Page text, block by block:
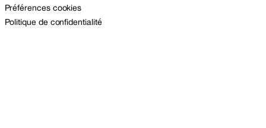
Préférences cookies
Politique de confidentialité